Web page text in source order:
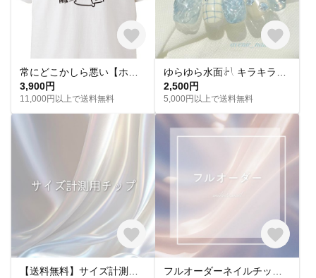
3,900円
11,000円以上で送料無料
2,500円
5,000円以上で送料無料